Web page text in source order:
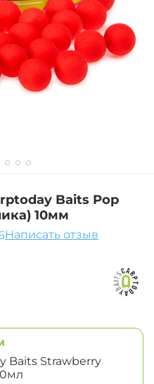
Baits Pop
10мм
Написать отзыв
Baits Strawberry